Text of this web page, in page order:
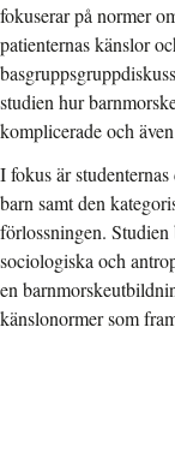
fokuserar på normer
patienternas känslor
studien hur
komplicerade och
I fokus är
barn samt den
förlossningen.
sociologiska och
en
känslonormer som